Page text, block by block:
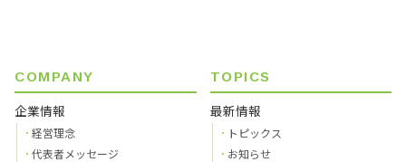
COMPANY
企業情報
経営理念
代表者メッセージ
TOPICS
最新情報
トピックス
お知らせ